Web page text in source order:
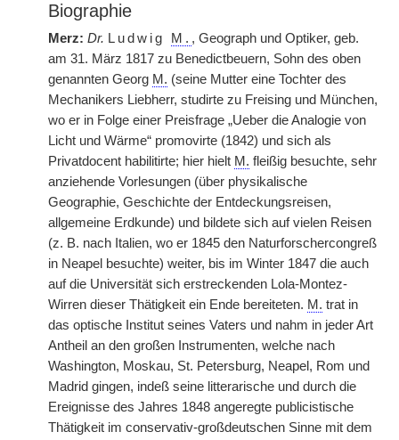
Biographie
Merz: Dr. Ludwig M. , Geograph und Optiker, geb.
am 31. März 1817 zu Benedictbeuern, Sohn des oben
genannten Georg M. (seine Mutter eine Tochter des
Mechanikers Liebherr, studirte zu Freising und München,
wo er in Folge einer Preisfrage „Ueber die Analogie von
Licht und Wärme“ promovirte (1842) und sich als
Privatdocent habilitirte; hier hielt M. fleißig besuchte, sehr
anziehende Vorlesungen (über physikalische
Geographie, Geschichte der Entdeckungsreisen,
allgemeine Erdkunde) und bildete sich auf vielen Reisen
(z. B. nach Italien, wo er 1845 den Naturforschercongreß
in Neapel besuchte) weiter, bis im Winter 1847 die auch
auf die Universität sich erstreckenden Lola-Montez-
Wirren dieser Thätigkeit ein Ende bereiteten. M. trat in
das optische Institut seines Vaters und nahm in jeder Art
Antheil an den großen Instrumenten, welche nach
Washington, Moskau, St. Petersburg, Neapel, Rom und
Madrid gingen, indeß seine litterarische und durch die
Ereignisse des Jahres 1848 angeregte publicistische
Thätigkeit im conservativ-großdeutschen Sinne mit dem